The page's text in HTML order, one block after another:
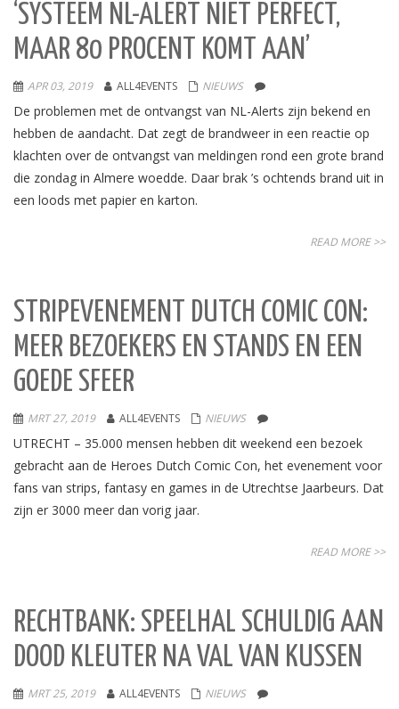
‘SYSTEEM NL-ALERT NIET PERFECT,
MAAR 80 PROCENT KOMT AAN’
APR 03, 2019 ALL4EVENTS NIEUWS
De problemen met de ontvangst van NL-Alerts zijn bekend en
hebben de aandacht. Dat zegt de brandweer in een reactie op
klachten over de ontvangst van meldingen rond een grote brand
die zondag in Almere woedde. Daar brak ’s ochtends brand uit in
een loods met papier en karton.
READ MORE >>
STRIPEVENEMENT DUTCH COMIC CON:
MEER BEZOEKERS EN STANDS EN EEN
GOEDE SFEER
MRT 27, 2019 ALL4EVENTS NIEUWS
UTRECHT – 35.000 mensen hebben dit weekend een bezoek
gebracht aan de Heroes Dutch Comic Con, het evenement voor
fans van strips, fantasy en games in de Utrechtse Jaarbeurs. Dat
zijn er 3000 meer dan vorig jaar.
READ MORE >>
RECHTBANK: SPEELHAL SCHULDIG AAN
DOOD KLEUTER NA VAL VAN KUSSEN
MRT 25, 2019 ALL4EVENTS NIEUWS